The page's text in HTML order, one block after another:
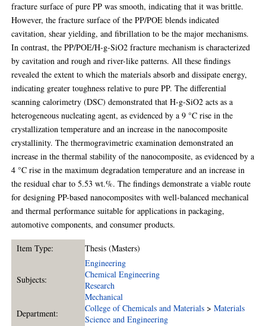
fracture surface of pure PP was smooth, indicating that it was brittle.
However, the fracture surface of the PP/POE blends indicated
cavitation, shear yielding, and fibrillation to be the major mechanisms.
In contrast, the PP/POE/H-g-SiO2 fracture mechanism is characterized
by cavitation and rough and river-like patterns. All these findings
revealed the extent to which the materials absorb and dissipate energy,
indicating greater toughness relative to pure PP. The differential
scanning calorimetry (DSC) demonstrated that H-g-SiO2 acts as a
heterogeneous nucleating agent, as evidenced by a 9 °C rise in the
crystallization temperature and an increase in the nanocomposite
crystallinity. The thermogravimetric examination demonstrated an
increase in the thermal stability of the nanocomposite, as evidenced by a
4 °C rise in the maximum degradation temperature and an increase in
the residual char to 5.53 wt.%. The findings demonstrate a viable route
for designing PP-based nanocomposites with well-balanced mechanical
and thermal performance suitable for applications in packaging,
automotive components, and consumer products.
Item Type: Thesis (Masters)
Subjects:
Engineering
Chemical Engineering
Research
Mechanical
Department:
College of Chemicals and Materials >Materials
Science and Engineering